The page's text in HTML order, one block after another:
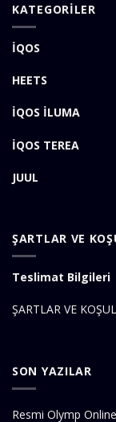
KATEGORİLER
İQOS
HEETS
İQOS İLUMA
İQOS TEREA
JUUL
ŞARTLAR VE
Teslimat Bilgileri
ŞARTLAR VE
SON YAZILAR
Resmi Olymp